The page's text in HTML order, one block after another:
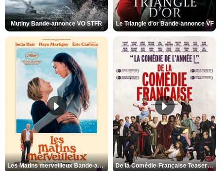
Mutiny Bande-annonce VO STFR Le Triangle d'or Bande-annonce VF
Les Matins merveilleux Bande-annonce VF De la Comédie-Française Teaser VF